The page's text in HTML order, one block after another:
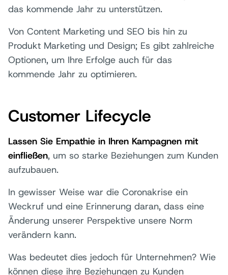
das kommende Jahr zu unterstützen.
Von Content Marketing und SEO bis hin zu
Produkt Marketing und Design; Es gibt zahlreiche
Optionen, um Ihre Erfolge auch für das
kommende Jahr zu optimieren.
Customer Lifecycle
Lassen Sie Empathie in Ihren Kampagnen mit
einfließen, um so starke Beziehungen zum Kunden
aufzubauen.
In gewisser Weise war die Coronakrise ein
Weckruf und eine Erinnerung daran, dass eine
Änderung unserer Perspektive unsere Norm
verändern kann.
Was bedeutet dies jedoch für Unternehmen? Wie
können diese ihre Beziehungen zu Kunden